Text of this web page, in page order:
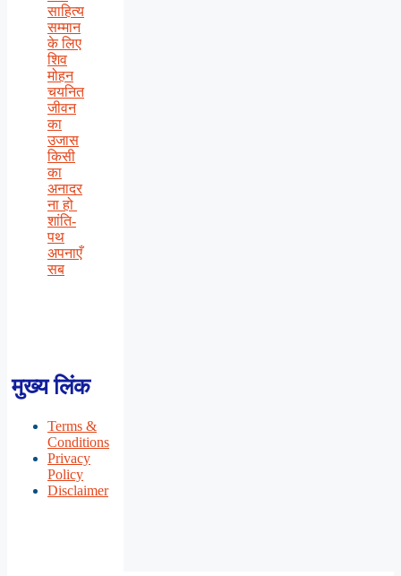
साहित्य
सम्मान
के लिए
शिव
मोहन
चयनित
जीवन
का
उजास
किसी
का
अनादर
ना हो
शांति-
पथ
अपनाएँ
सब
मुख्य लिंक
Terms &
Conditions
Privacy
Policy
Disclaimer